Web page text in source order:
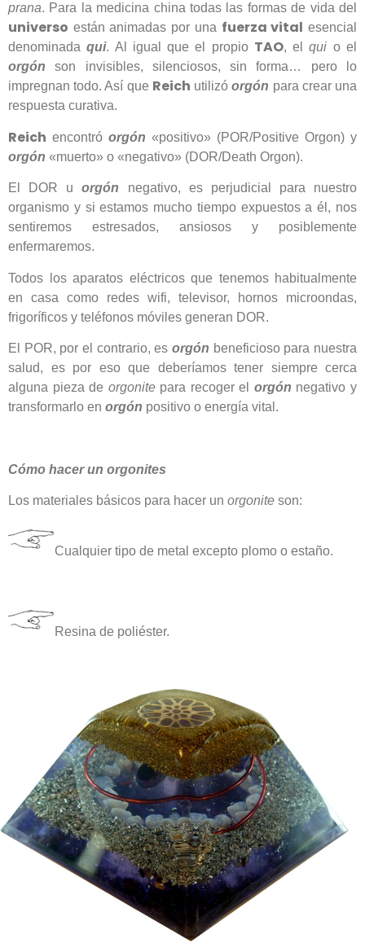
prana. Para la medicina china todas las formas de vida del
universo están animadas por una fuerza vital esencial
denominadaqui. Al igual que el propio TAO, elqui o el
orgón son invisibles, silenciosos, sin forma… pero lo
impregnan todo. Así que Reich utilizóorgón para crear una
respuesta curativa.
Reich encontró orgón «positivo» (POR/Positive Orgon) y
orgón «muerto» o «negativo» (DOR/Death Orgon).
El DOR uorgón negativo, es perjudicial para nuestro
organismo y si estamos mucho tiempo expuestos a él, nos
sentiremos estresados, ansiosos y posiblemente
enfermaremos.
Todos los aparatos eléctricos que tenemos habitualmente
en casa como redes wifi, televisor, hornos microondas,
frigoríficos y teléfonos móviles generan DOR.
El POR, por el contrario, es orgón beneficioso para nuestra
salud, es por eso que deberíamos tener siempre cerca
alguna pieza de orgonitepara recoger el orgón negativo y
transformarlo en orgón positivo o energía vital.
Cómo hacer un orgonites
Los materiales básicos para hacer un orgonite son:
Cualquier tipo de metal excepto plomo o estaño.
Resina de poliéster.